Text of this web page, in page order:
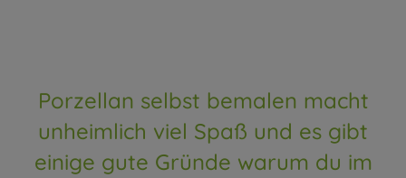
Porzellan selbst bemalen macht
unheimlich viel Spaß und es gibt
einige gute Gründe warum du im